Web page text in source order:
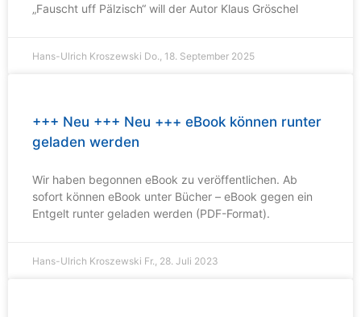
„Fauscht uff Pälzisch“ will der Autor Klaus Gröschel
Hans-Ulrich Kroszewski Do., 18. September 2025
+++ Neu +++ Neu +++ eBook können runter
geladen werden
Wir haben begonnen eBook zu veröffentlichen. Ab
sofort können eBook unter Bücher – eBook gegen ein
Entgelt runter geladen werden (PDF-Format).
Hans-Ulrich Kroszewski Fr., 28. Juli 2023